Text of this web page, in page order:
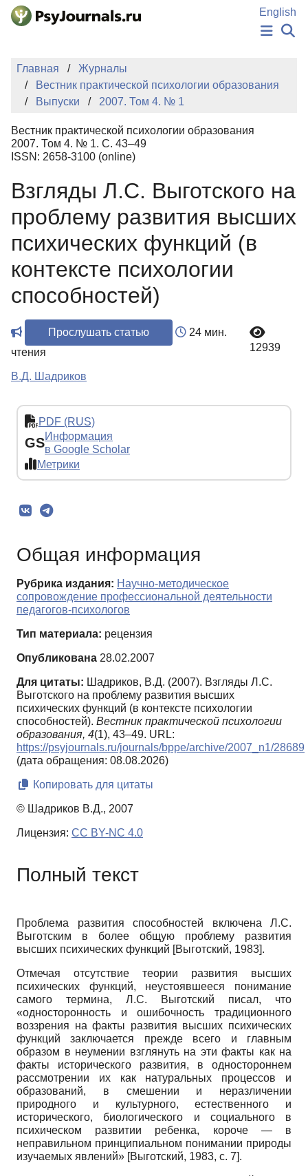
Перейти к основному содержанию
English
НОВОСТИ
ИЗДАНИЯ
АВТОРЫ
БАЗА ЗНАНИЙ
КЛЮЧЕВЫЕ СЛОВА
Регистрация
Главная
Журналы
Вестник практической психологии образования
Выпуски
2007. Том 4. № 1
Вестник практической психологии образования
2007. Том 4. № 1. С. 43–49
ISSN: 2658-3100 (online)
Взгляды Л.С. Выготского на
проблему развития высших
психических функций (в
контексте психологии
способностей)
Прослушать статью
24 мин.
чтения
12939
В.Д. Шадриков
PDF (RUS)
GSИнформация
в Google Scholar
Метрики
Общая информация
Рубрика издания: Научно-методическое
сопровождение профессиональной деятельности
педагогов-психологов
Тип материала: рецензия
Опубликована 28.02.2007
Для цитаты: Шадриков, В.Д. (2007). Взгляды Л.С.
Выготского на проблему развития высших
психических функций (в контексте психологии
способностей). Вестник практической психологии
образования, 4(1), 43–49. URL:
https://psyjournals.ru/journals/bppe/archive/2007_n1/28689
(дата обращения: 08.08.2026)
Копировать для цитаты
© Шадриков В.Д., 2007
Лицензия: CC BY-NC 4.0
Полный текст
Проблема развития способностей включена Л.С.
Выгот­ским в более общую проблему развития
высших психических функций [Выготский, 1983].
Отмечая отсутствие теории развития высших
психических функций, неустоявшееся понимание
самого термина, Л.С. Выготский писал, что
«односторонность и ошибочность традиционного
воззрения на факты развития высших психических
функций заключается прежде всего и главным
образом в неумении взглянуть на эти факты как на
факты исторического развития, в одностороннем
рассмотрении их как натуральных процессов и
образований, в смешении и неразличении
природного и культурного, естественного и
исторического, биологического и социального в
психическом развитии ребенка, короче — в
неправильном принципиальном понимании природы
изучаемых явлений» [Выготский, 1983, с. 7].